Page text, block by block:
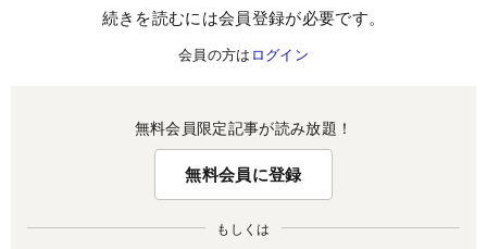
続きを読むには会員登録が必要です。
会員の方は ログイン
無料会員限定記事が読み放題！
無料会員に登録
もしくは